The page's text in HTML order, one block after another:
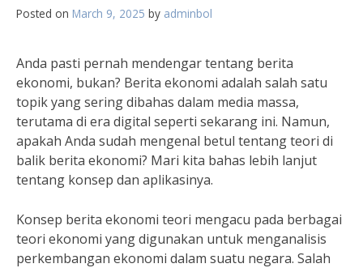
Posted on March 9, 2025 by adminbol
Anda pasti pernah mendengar tentang berita
ekonomi, bukan? Berita ekonomi adalah salah satu
topik yang sering dibahas dalam media massa,
terutama di era digital seperti sekarang ini. Namun,
apakah Anda sudah mengenal betul tentang teori di
balik berita ekonomi? Mari kita bahas lebih lanjut
tentang konsep dan aplikasinya.
Konsep berita ekonomi teori mengacu pada berbagai
teori ekonomi yang digunakan untuk menganalisis
perkembangan ekonomi dalam suatu negara. Salah